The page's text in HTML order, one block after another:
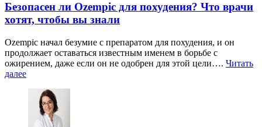
Безопасен ли Ozempic для похудения? Что врачи
хотят, чтобы вы знали
Ozempic начал безумие с препаратом для похудения, и он
продолжает оставаться известным именем в борьбе с
ожирением, даже если он не одобрен для этой цели…. Читать
далее